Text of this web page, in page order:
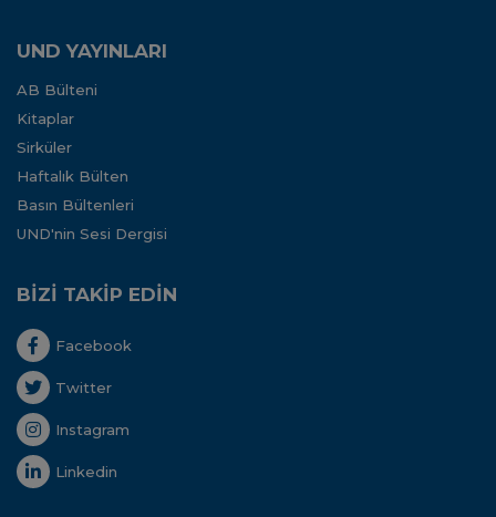
UND YAYINLARI
AB Bülteni
Kitaplar
Sirküler
Haftalık Bülten
Basın Bültenleri
UND'nin Sesi Dergisi
BİZİ TAKİP EDİN
Facebook
Twitter
Instagram
Linkedin